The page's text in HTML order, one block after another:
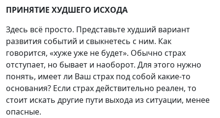
ПРИНЯТИЕ ХУДШЕГО ИСХОДА
Здесь всё просто. Представьте худший вариант
развития событий и свыкнетесь с ним. Как
говорится, «хуже уже не будет». Обычно страх
отступает, но бывает и наоборот. Для этого нужно
понять, имеет ли Ваш страх под собой какие-то
основания? Если страх действительно реален, то
стоит искать другие пути выхода из ситуации, менее
опасные.